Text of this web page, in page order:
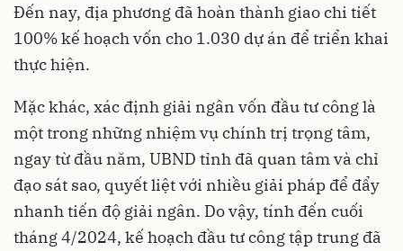
Đến nay, địa phương đã hoàn thành giao chi tiết
100% kế hoạch vốn cho 1.030 dự án để triển khai
thực hiện.
Mặc khác, xác định giải ngân vốn đầu tư công là
một trong những nhiệm vụ chính trị trọng tâm,
ngay từ đầu năm, UBND tỉnh đã quan tâm và chỉ
đạo sát sao, quyết liệt với nhiều giải pháp để đẩy
nhanh tiến độ giải ngân. Do vậy, tính đến cuối
tháng 4/2024, kế hoạch đầu tư công tập trung đã